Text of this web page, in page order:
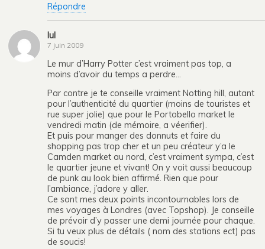
Répondre
lul
7 juin 2009
Le mur d’Harry Potter c’est vraiment pas top, a
moins d’avoir du temps a perdre…
Par contre je te conseille vraiment Notting hill, autant
pour l’authenticité du quartier (moins de touristes et
rue super jolie) que pour le Portobello market le
vendredi matin (de mémoire, a véerifier).
Et puis pour manger des donnuts et faire du
shopping pas trop cher et un peu créateur y’a le
Camden market au nord, c’est vraiment sympa, c’est
le quartier jeune et vivant! On y voit aussi beaucoup
de punk au look bien affirmé. Rien que pour
l’ambiance, j’adore y aller.
Ce sont mes deux points incontournables lors de
mes voyages à Londres (avec Topshop). Je conseille
de prévoir d’y passer une demi journée pour chaque.
Si tu veux plus de détails ( nom des stations ect) pas
de soucis!